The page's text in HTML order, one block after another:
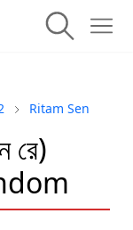
Ritam Sen
রে)